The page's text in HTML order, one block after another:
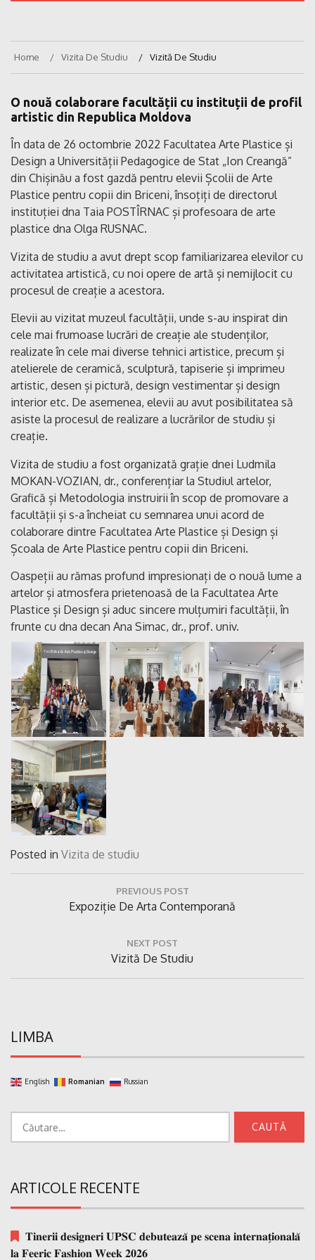
Home Vizita De Studiu Vizită De Studiu
O nouă colaborare facultății cu instituții de profil
artistic din Republica Moldova
În data de 26 octombrie 2022 Facultatea Arte Plastice și
Design a Universității Pedagogice de Stat „Ion Creangă”
din Chișinău a fost gazdă pentru elevii Școlii de Arte
Plastice pentru copii din Briceni, însoțiți de directorul
instituției dna Taia POSTÎRNAC și profesoara de arte
plastice dna Olga RUSNAC.
Vizita de studiu a avut drept scop familiarizarea elevilor cu
activitatea artistică, cu noi opere de artă și nemijlocit cu
procesul de creație a acestora.
Elevii au vizitat muzeul facultății, unde s-au inspirat din
cele mai frumoase lucrări de creație ale studenților,
realizate în cele mai diverse tehnici artistice, precum și
atelierele de ceramică, sculptură, tapiserie și imprimeu
artistic, desen și pictură, design vestimentar și design
interior etc. De asemenea, elevii au avut posibilitatea să
asiste la procesul de realizare a lucrărilor de studiu și
creație.
Vizita de studiu a fost organizată grație dnei Ludmila
MOKAN-VOZIAN, dr., conferențiar la Studiul artelor,
Grafică și Metodologia instruirii în scop de promovare a
facultății și s-a încheiat cu semnarea unui acord de
colaborare dintre Facultatea Arte Plastice și Design și
Școala de Arte Plastice pentru copii din Briceni.
Oaspeții au rămas profund impresionați de o nouă lume a
artelor și atmosfera prietenoasă de la Facultatea Arte
Plastice și Design și aduc sincere mulțumiri facultății, în
frunte cu dna decan Ana Simac, dr., prof. univ.
Posted in Vizita de studiu
Navigare
PREVIOUS POST
Previous
Expoziție De Arta Contemporană
NEXT POST
Next
Vizită De Studiu
LIMBA
English Romanian Russian
după:
ARTICOLE RECENTE
𝐓𝐢𝐧𝐞𝐫𝐢𝐢 𝐝𝐞𝐬𝐢𝐠𝐧𝐞𝐫𝐢 𝐔𝐏𝐒𝐂 𝐝𝐞𝐛𝐮𝐭𝐞𝐚𝐳𝐚̆ 𝐩𝐞 𝐬𝐜𝐞𝐧𝐚 𝐢𝐧𝐭𝐞𝐫𝐧𝐚𝐭̗𝐢𝐨𝐧𝐚𝐥𝐚̆
𝐥𝐚 𝐅𝐞𝐞𝐫𝐢𝐜 𝐅𝐚𝐬𝐡𝐢𝐨𝐧 𝐖𝐞𝐞𝐤 𝟐𝟎𝟐𝟔